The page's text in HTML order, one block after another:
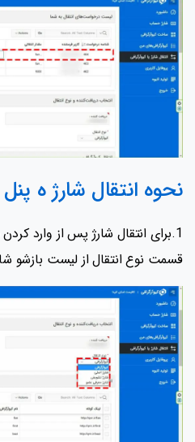
نحوه انتقال شارژ ه
1.برای انتقال شارژ پس از وارد
قسمت نوع انتقال از لیست بازشو